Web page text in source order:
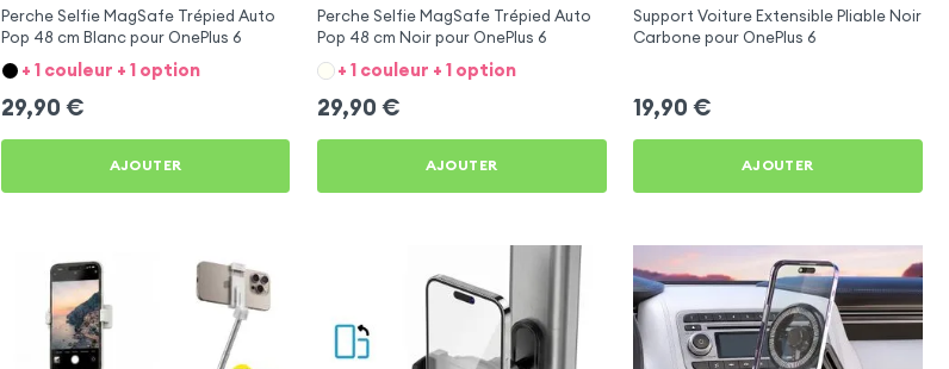
Perche Selfie MagSafe Trépied Auto
Pop 48 cm Blanc pour OnePlus 6
+ 1 couleur + 1 option
29,90 €
AJOUTER
Perche Selfie MagSafe Trépied Auto
Pop 48 cm Noir pour OnePlus 6
+ 1 couleur + 1 option
29,90 €
AJOUTER
Support Voiture Extensible Pliable Noir
Carbone pour OnePlus 6
19,90 €
AJOUTER